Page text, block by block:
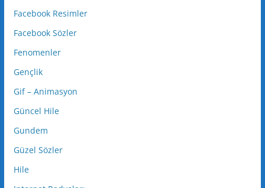
Facebook Resimler
Facebook Sözler
Fenomenler
Gençlik
Gif – Animasyon
Güncel Hile
Gundem
Güzel Sözler
Hile